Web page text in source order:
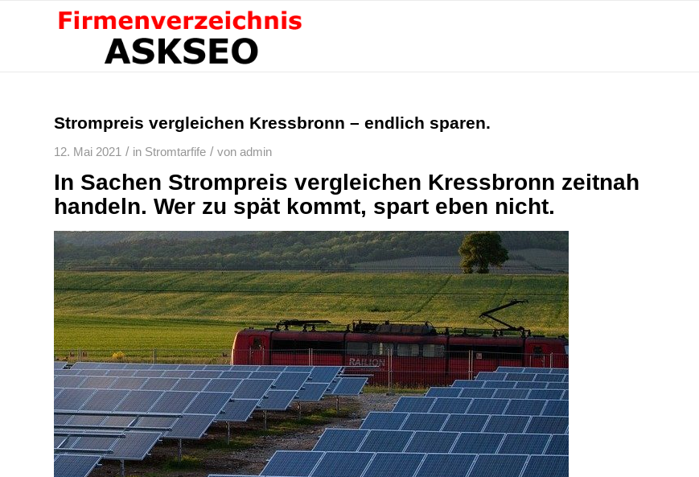
Strompreis vergleichen Kressbronn – endlich sparen.
12. Mai 2021 / in Stromtarfife / von admin
In Sachen Strompreis vergleichen Kressbronn zeitnah
handeln. Wer zu spät kommt, spart eben nicht.